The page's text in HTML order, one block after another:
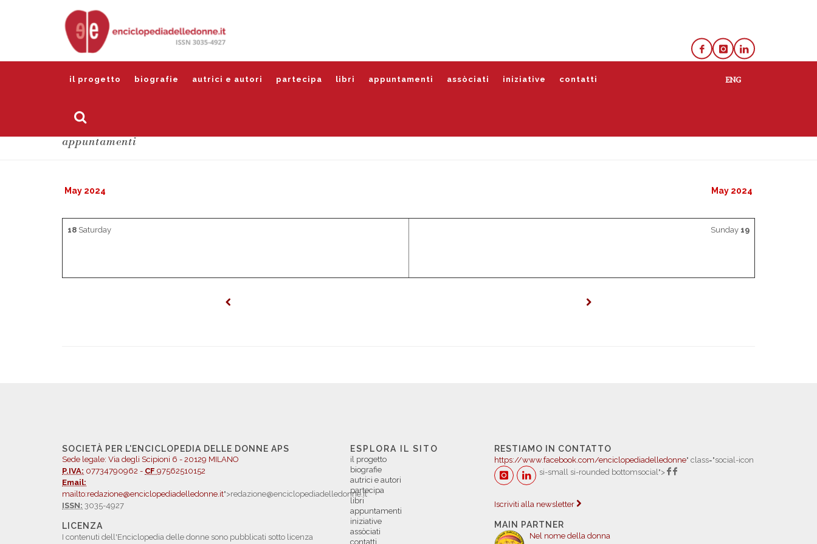
il progetto biografie autrici e autori partecipa libri appuntamenti assòciati iniziative contatti
appuntamenti
May 2024 May 2024
18 Saturday Sunday 19
SOCIETÀ PER L'ENCICLOPEDIA DELLE DONNE APS
Sede legale: Via degli Scipioni 6 - 20129 MILANO
P.IVA: 07734790962 - CF 97562510152
Email:
mailto:redazione@enciclopediadelledonne.it">redazione@enciclopediadelledonne.it
ISSN: 3035-4927
LICENZA
I contenuti dell'Enciclopedia delle donne sono pubblicati sotto licenza
ESPLORA IL SITO
il progetto
biografie
autrici e autori
partecipa
libri
appuntamenti
iniziative
assòciati
contatti
RESTIAMO IN CONTATTO
https://www.facebook.com/enciclopediadelledonne" class="social-icon
si-small si-rounded bottomsocial">
Iscriviti alla newsletter
MAIN PARTNER
Nel nome della donna